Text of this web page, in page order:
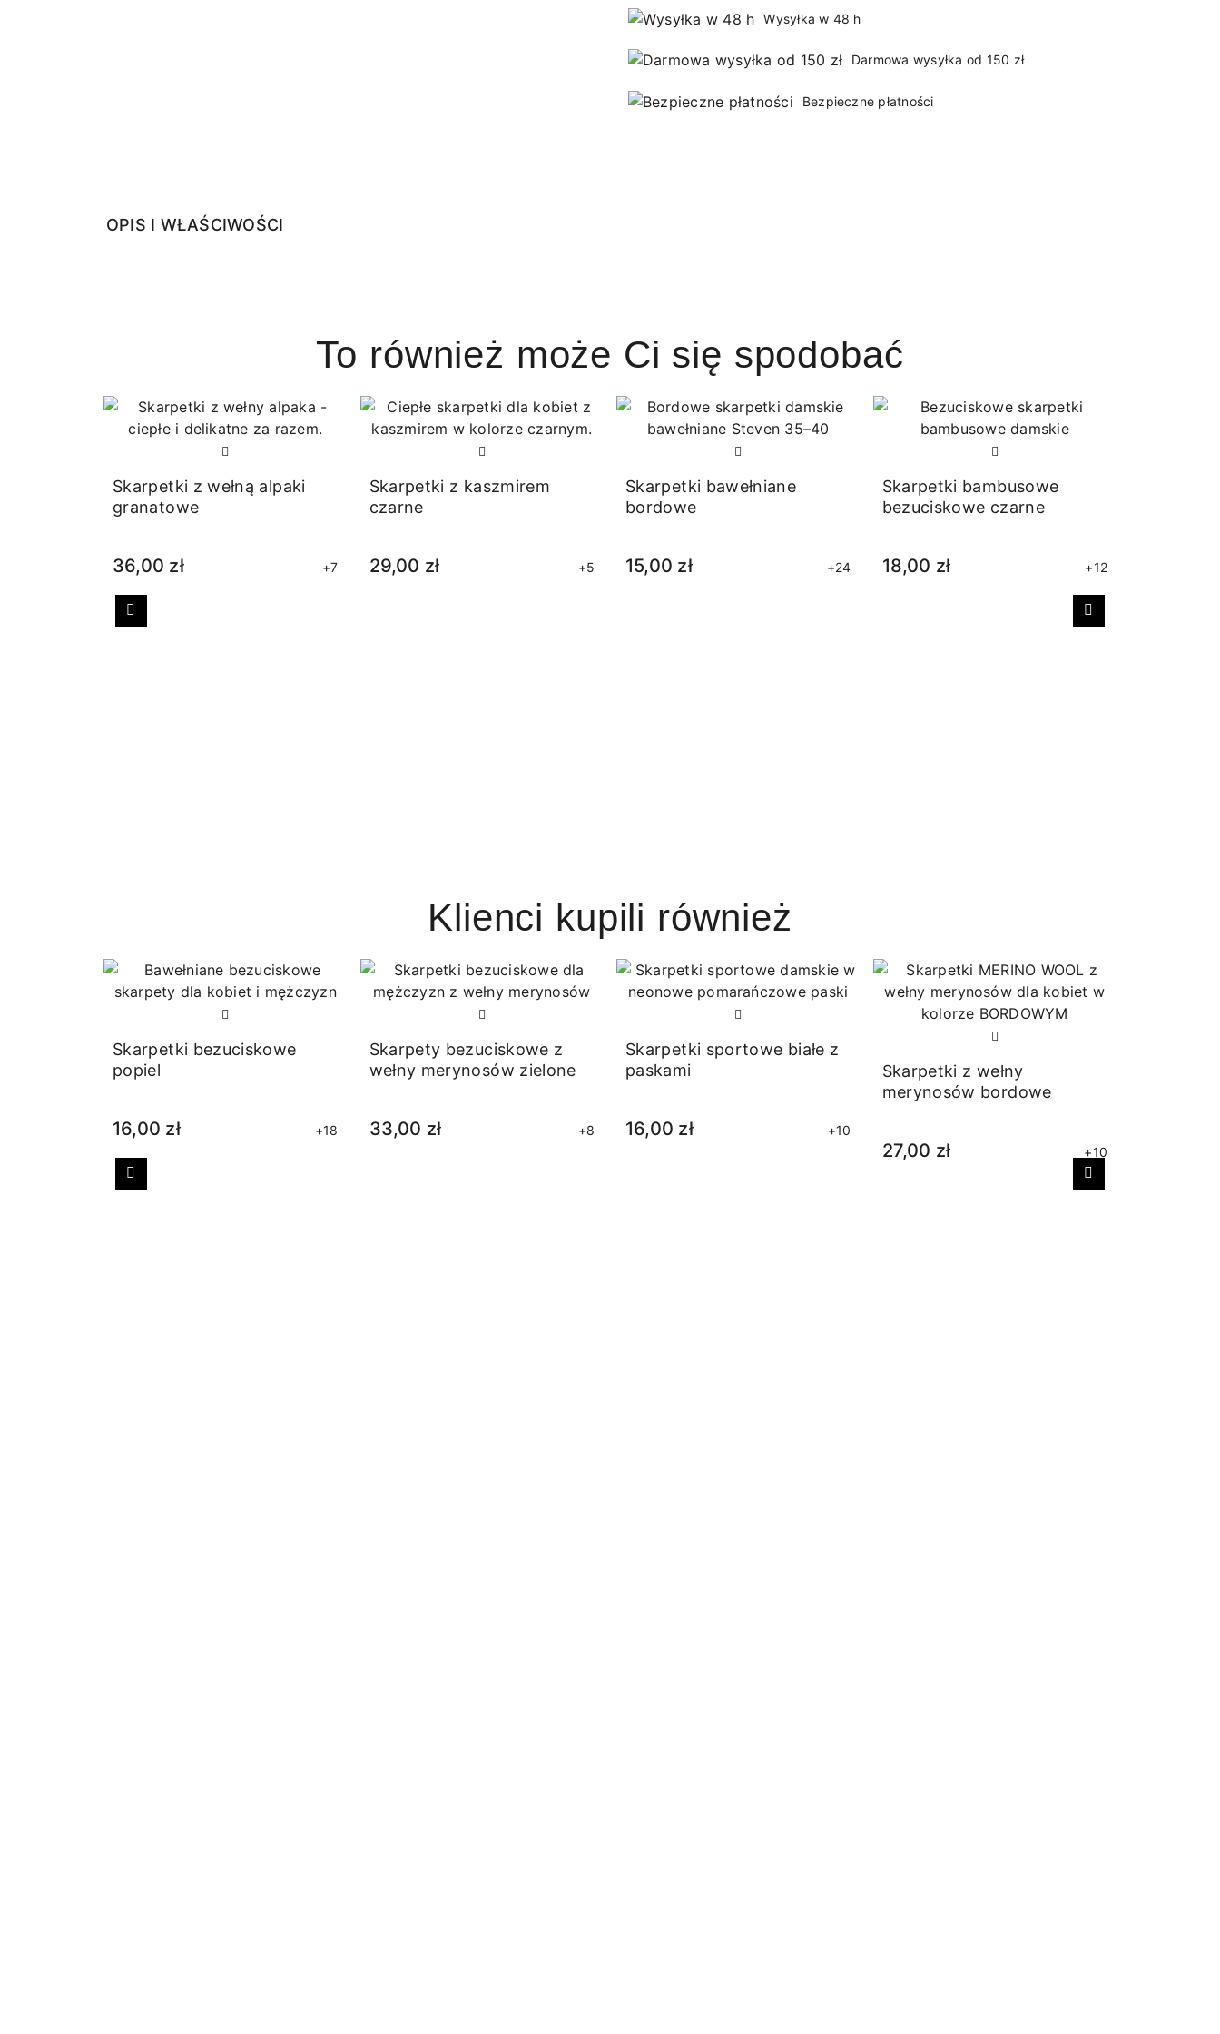
Wysyłka w 48 h
Darmowa wysyłka od 150 zł
Bezpieczne płatności
OPIS I WŁAŚCIWOŚCI
To również może Ci się spodobać
Skarpetki z wełną alpaki
granatowe
36,00 zł +7
Skarpetki z kaszmirem
czarne
29,00 zł +5
Skarpetki bawełniane
bordowe
15,00 zł +24
Skarpetki bambusowe
bezuciskowe czarne
18,00 zł +12
Poprzedni Następny
Klienci kupili również
Skarpetki bezuciskowe
popiel
16,00 zł +18
Skarpety bezuciskowe z
wełny merynosów zielone
33,00 zł +8
Skarpetki sportowe białe z
paskami
16,00 zł +10
Skarpetki z wełny
merynosów bordowe
27,00 zł +10
Poprzedni Następny